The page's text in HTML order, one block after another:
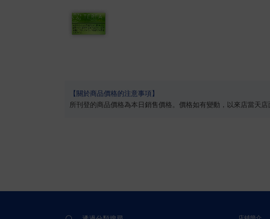
【關於商品價格的注意事項】
所刊登的商品價格為本日銷售價格。價格如有變動，以來店當天店